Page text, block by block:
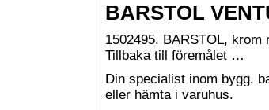
BARSTOL
1502495. BARSTOL,
Tillbaka till föremålet …
Din specialist inom bygg,
eller hämta i varuhus.